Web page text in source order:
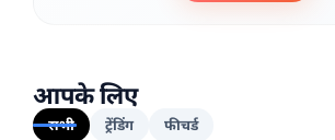
आपके लिए
सभी ट्रेंडिंग फीचर्ड